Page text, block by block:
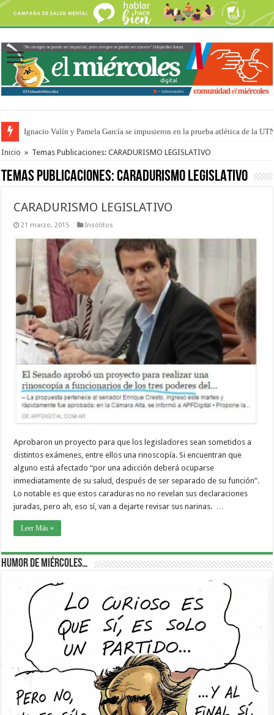
Ignacio Valín y Pamela García se impusieron en la prueba atlética de la
Traigo el litoral en mi canción: 100 años de Aníbal Sampayo
Inicio » Temas Publicaciones: CARADURISMO LEGISLATIVO
Temas Publicaciones:CARADURISMO LEGISLATIVO
CARADURISMO LEGISLATIVO
21 marzo, 2015 Insólitos
Aprobaron un proyecto para que los legisladores sean sometidos a
distintos exámenes, entre ellos una rinoscopía. Si encuentran que
alguno está afectado “por una adicción deberá ocuparse
inmediatamente de su salud, después de ser separado de su función”.
Lo notable es que estos caraduras no no revelan sus declaraciones
juradas, pero ah, eso sí, van a dejarte revisar sus narinas. …
Leer Más »
Humor de Miércoles…